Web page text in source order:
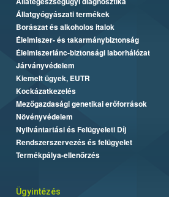
Állatgyógyászati termékek
Borászat és alkoholos italok
Élelmiszer- és takarmánybiztonság
Élelmiszerlánc-biztonsági laborhálózat
Járványvédelem
Kiemelt ügyek, EUTR
Kockázatkezelés
Mezőgazdasági genetikai erőforrások
Növényvédelem
Nyilvántartási és Felügyeleti Díj
Rendszerszervezés és felügyelet
Termékpálya-ellenőrzés
Ügyintézés